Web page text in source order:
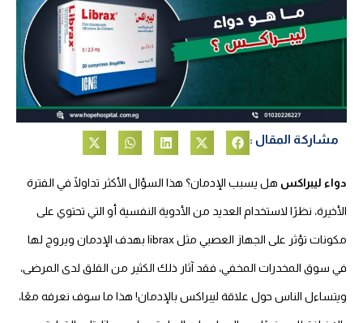
مشاركة المقال :
دواء ليبراكس هل يسبب الإدمان؟ هذا السؤال الأكثر تداولًا في الفترة
الأخيرة، نظرًا لاستخدام العديد من الأدوية النفسية أو التي تحتوي على
مكونات تؤثر على الجهاز العصبي مثل librax بهدف الإدمان ويروج لها
في سوق المخدرات المخفي، فقد آثار ذلك الكثير من القلق لدى المرضى،
ويتساءل الناس حول علاقة ليبراكس بالإدمان! هذا ما سوف نعرفه معًا،